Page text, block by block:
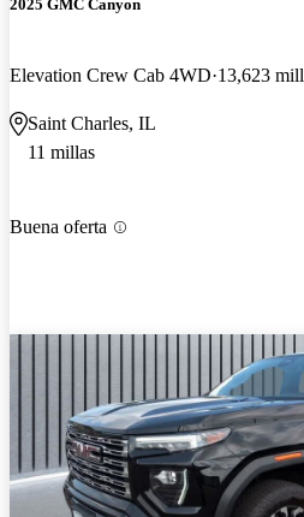
2025 GMC Canyon
Elevation Crew Cab 4WD 13,623
Saint Charles, IL
11 millas
Buena oferta